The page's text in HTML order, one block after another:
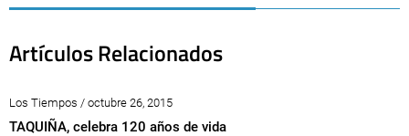
Artículos Relacionados
Los Tiempos / octubre 26, 2015
TAQUIÑA, celebra 120 años de vida